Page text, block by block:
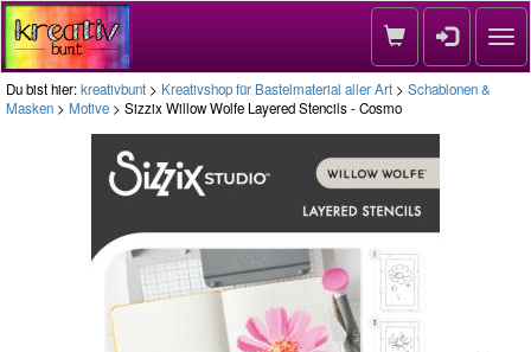
Du bist hier:kreativbunt > Kreativshop für Bastelmaterial aller Art > Schablonen &
Masken > Motive > Sizzix Willow Wolfe Layered Stencils - Cosmo